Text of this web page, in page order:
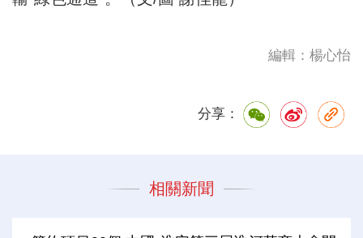
編輯：楊心怡
分享：
相關新聞